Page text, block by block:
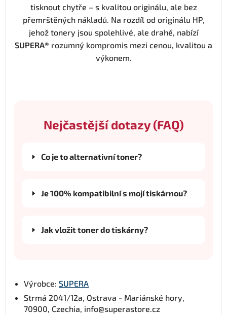
tisknout chytře – s kvalitou originálu, ale bez
přemrštěných nákladů. Na rozdíl od originálu HP,
jehož tonery jsou spolehlivé, ale drahé, nabízí
SUPERA® rozumný kompromis mezi cenou, kvalitou a
výkonem.
Nejčastější dotazy (FAQ)
Co je to alternativní toner?
Je 100% kompatibilní s mojí tiskárnou?
Jak vložit toner do tiskárny?
Výrobce: SUPERA
Strmá 2041/12a, Ostrava - Mariánské hory,
70900, Czechia, info@superastore.cz